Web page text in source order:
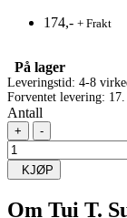
174,- + Frakt
På lager
Leveringstid: 4-8
Forventet levering: 17.
Antall
+ -
KJØP
Om Tui T.